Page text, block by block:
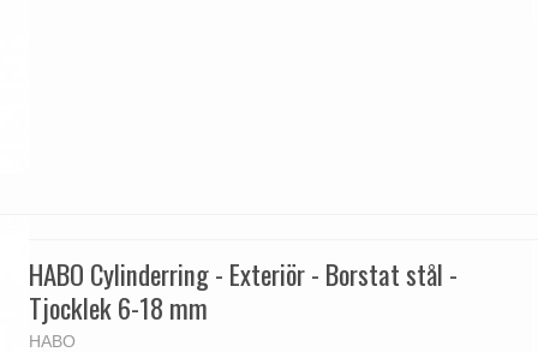
HABO Cylinderring - Exteriör - Borstat stål -
Tjocklek 6-18 mm
HABO